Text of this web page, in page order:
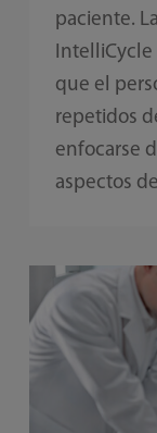
paciente.
IntelliCycle
que el
repetidos
enfocarse
aspectos